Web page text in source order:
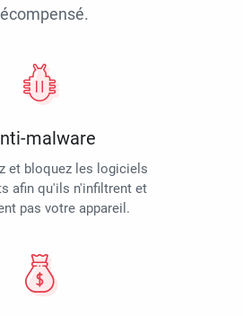
malware
et bloquez les logiciels
afin qu'ils n'infiltrent et
pas votre appareil.